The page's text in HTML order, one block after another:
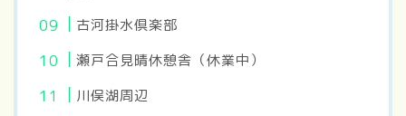
古河掛水倶楽部
瀬戸合見晴休憩舎（休業中）
川俣湖周辺